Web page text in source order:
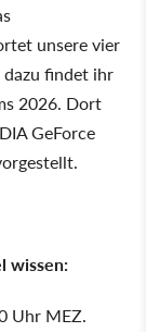
unsere vier
findet ihr
2026. Dort
GeForce
wissen:
Uhr MEZ.